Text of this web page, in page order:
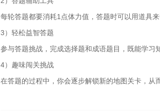
每轮答题都要消耗1点体力值，答题时可以用道具来
3）轻松益智答题
参与答题挑战，完成选择题和成语题目，既能学习
4）趣味闯关挑战
在答题的过程中，你会逐步解锁新的地图关卡，从